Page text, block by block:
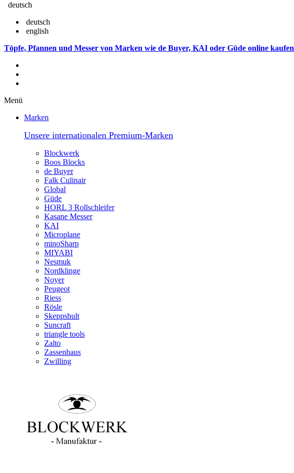
deutsch
deutsch
english
Töpfe, Pfannen und Messer von Marken wie de Buyer, KAI oder Güde online kaufen
Menü
Marken
Unsere internationalen Premium-Marken
Blockwerk
Boos Blocks
de Buyer
Falk Culinair
Global
Güde
HORL 3 Rollschleifer
Kasane Messer
KAI
Microplane
minoSharp
MIYABI
Nesmuk
Nordklinge
Noyer
Peugeot
Riess
Rösle
Skeppshult
Suncraft
triangle tools
Zalto
Zassenhaus
Zwilling